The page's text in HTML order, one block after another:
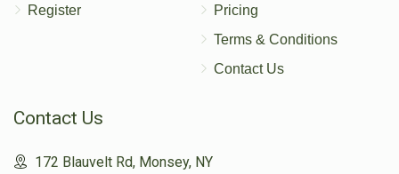
Register
Pricing
Terms & Conditions
Contact Us
Contact Us
172 Blauvelt Rd, Monsey, NY